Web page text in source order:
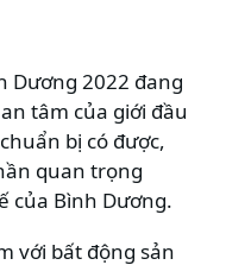
Dương 2022 đang
tâm của giới đầu
bị có được,
quan trọng
của Bình Dương.
với bất động sản